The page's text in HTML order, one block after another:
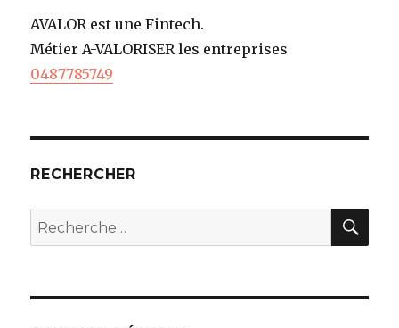
AVALOR est une Fintech.
Métier A-VALORISER les entreprises
0487785749
RECHERCHER
Recherche
pour